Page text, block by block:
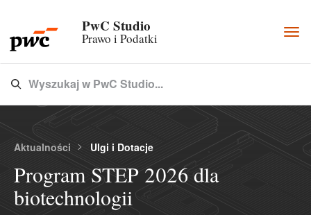
PwC Studio
Prawo i Podatki
Type 3 or more characters for results.
Wyszukaj w PwC Studio...
Aktualności Ulgi i Dotacje
Program STEP 2026 dla
biotechnologii